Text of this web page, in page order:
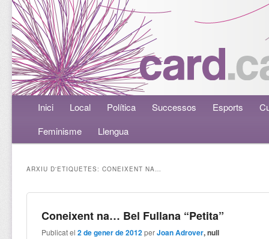
Menú principalAneu al contingut principal
Aneu al contingut secundari
Inici Local Política Successos Esports
Feminisme
Llengua
ARXIU D'ETIQUETES:CONEIXENT NA…
Coneixent na… Bel Fullana “Petita”
Publicat el2 de gener de 2012 perJoan Adrover, null